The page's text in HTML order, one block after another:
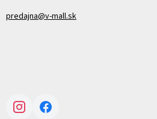
predajna@v-mall.sk
InstagramFacebook